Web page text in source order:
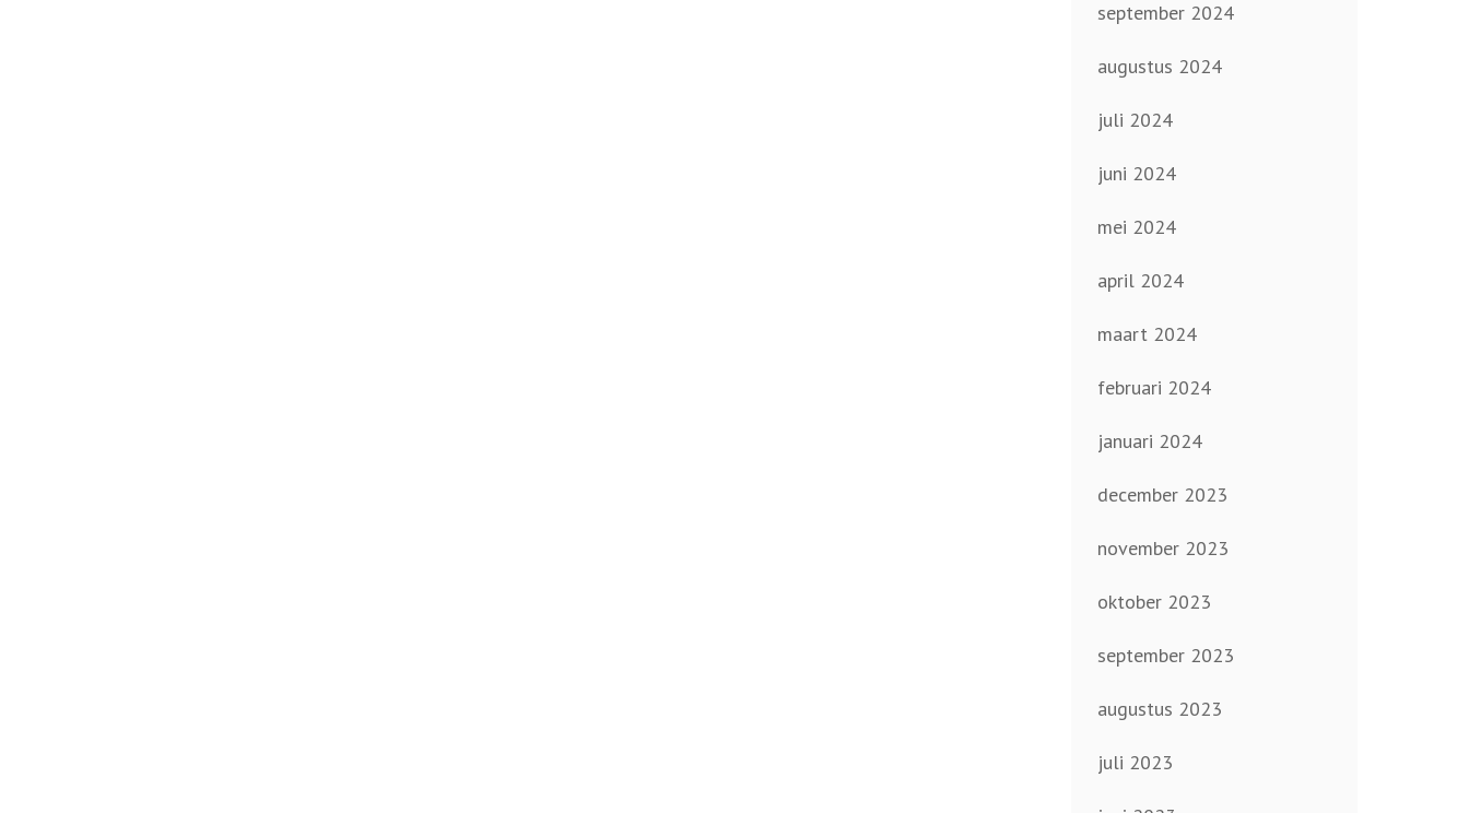
september 2024
augustus 2024
juli 2024
juni 2024
mei 2024
april 2024
maart 2024
februari 2024
januari 2024
december 2023
november 2023
oktober 2023
september 2023
augustus 2023
juli 2023